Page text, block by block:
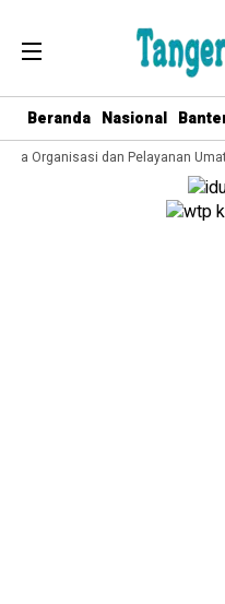
Beranda Nasional
Organisasi dan Pelayanan Umat,